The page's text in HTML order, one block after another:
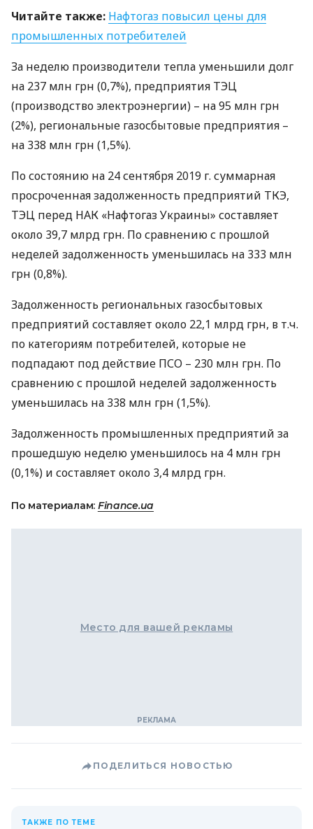
Читайте также: Нафтогаз повысил цены для
промышленных потребителей
За неделю производители тепла уменьшили долг
на 237 млн ​​грн (0,7%), предприятия ТЭЦ
(производство электроэнергии) – на 95 млн грн
(2%), региональные газосбытовые предприятия –
на 338 млн грн (1,5%).
По состоянию на 24 сентября 2019 г. суммарная
просроченная задолженность предприятий ТКЭ,
ТЭЦ перед НАК «Нафтогаз Украины» составляет
около 39,7 млрд грн. По сравнению с прошлой
неделей задолженность уменьшилась на 333 млн
грн (0,8%).
Задолженность региональных газосбытовых
предприятий составляет около 22,1 млрд грн, в т.ч.
по категориям потребителей, которые не
подпадают под действие ПСО – 230 млн грн. По
сравнению с прошлой неделей задолженность
уменьшилась на 338 млн грн (1,5%).
Задолженность промышленных предприятий за
прошедшую неделю уменьшилось на 4 млн грн
(0,1%) и составляет около 3,4 млрд грн.
По материалам: Finance.ua
Место для вашей рекламы
ПОДЕЛИТЬСЯ НОВОСТЬЮ
ТАКЖЕ ПО ТЕМЕ